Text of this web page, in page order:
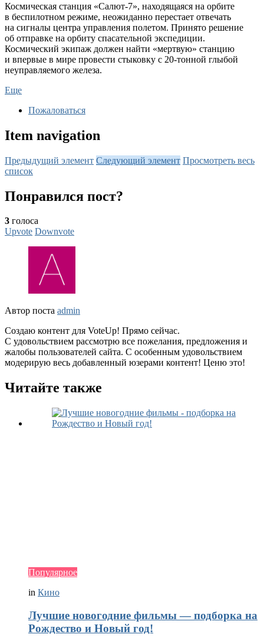
Космическая станция «Салют-7», находящаяся на орбите
в беспилотном режиме, неожиданно перестает отвечать
на сигналы центра управления полетом. Принято решение
об отправке на орбиту спасательной экспедиции.
Космический экипаж должен найти «мертвую» станцию
и впервые в мире провести стыковку с 20-тонной глыбой
неуправляемого железа.
Еще
Пожаловаться
Item navigation
Предыдущий элемент Следующий элемент Просмотреть весь
список
Понравился пост?
3 голоса
Upvote Downvote
Автор поста admin
Создаю контент для VoteUp! Прямо сейчас.
С удовольствием рассмотрю все пожелания, предложения и
жалобы пользователей сайта. С особенным удовольствием
модерирую весь добавленный юзерами контент! Ценю это!
Читайте также
Популярное
in Кино
Лучшие новогодние фильмы — подборка на
Рождество и Новый год!